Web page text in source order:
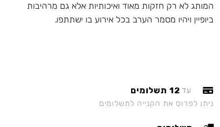
המותג לא רק חזקות מאוד ואיכותיות אלא גם מרהיבות
ביופיין ויהיו מסמר הערב בכל אירוע בו ישתתפו.
עד 12 תשלומים
ניתן לפרוס את הקנייה לתשלומים